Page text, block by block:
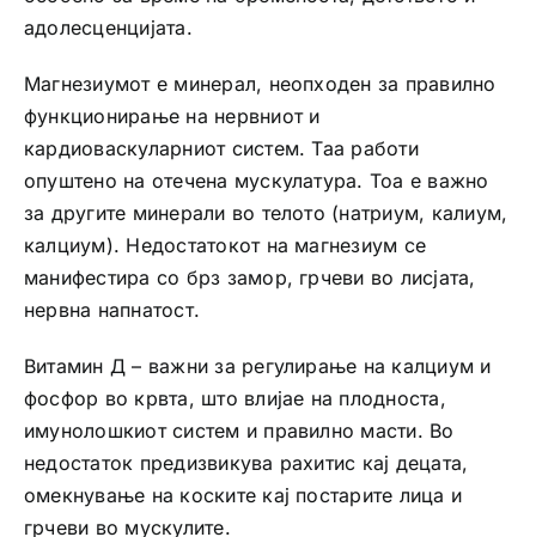
адолесценцијата.
Магнезиумот е минерал, неопходен за правилно
функционирање на нервниот и
кардиоваскуларниот систем. Таа работи
опуштено на отечена мускулатура. Тоа е важно
за другите минерали во телото (натриум, калиум,
калциум). Недостатокот на магнезиум се
манифестира со брз замор, грчеви во лисјата,
нервна напнатост.
Витамин Д – важни за регулирање на калциум и
фосфор во крвта, што влијае на плодноста,
имунолошкиот систем и правилно масти. Во
недостаток предизвикува рахитис кај децата,
омекнување на коските кај постарите лица и
грчеви во мускулите.